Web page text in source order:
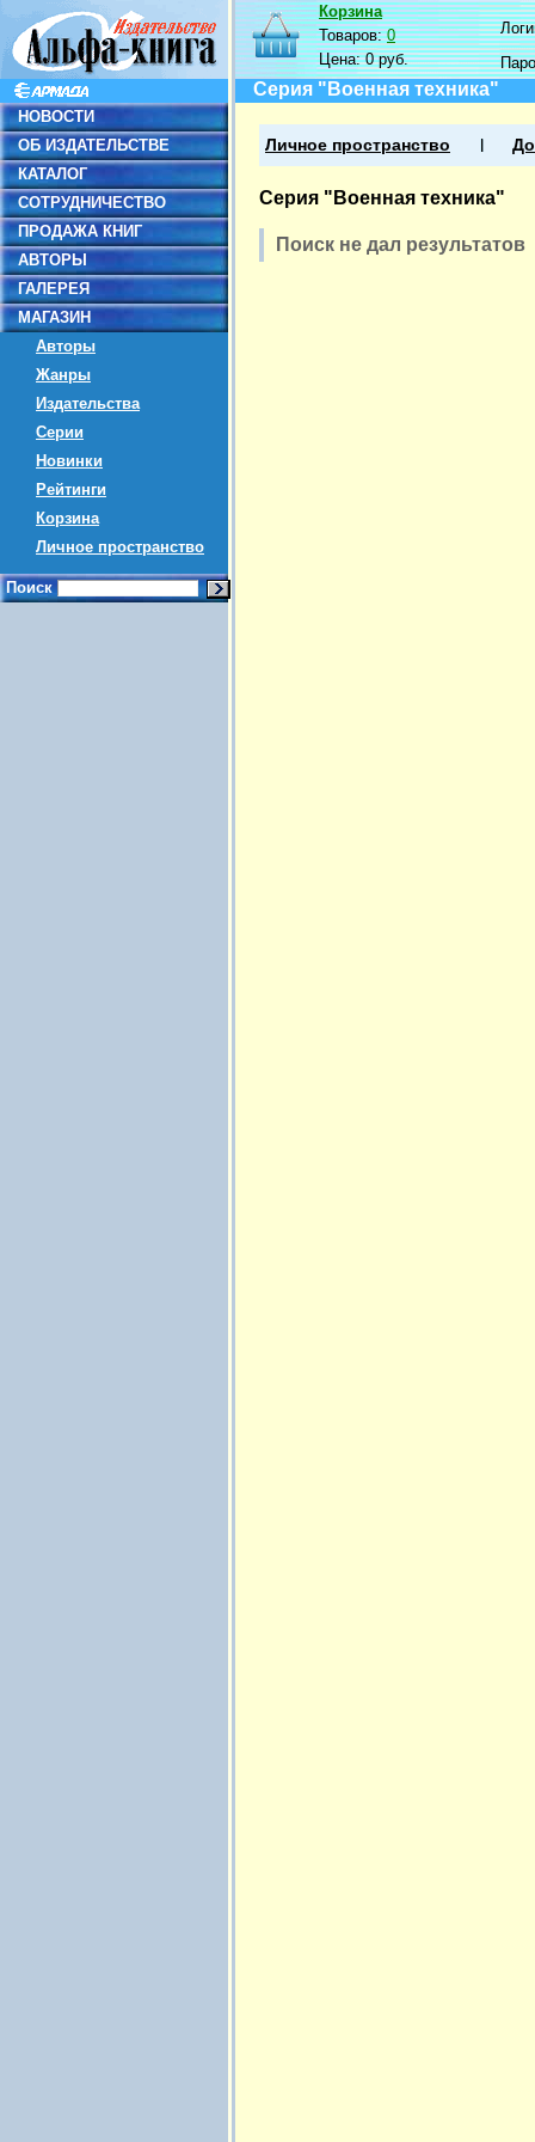
НОВОСТИ
ОБ ИЗДАТЕЛЬСТВЕ
КАТАЛОГ
СОТРУДНИЧЕСТВО
ПРОДАЖА КНИГ
АВТОРЫ
ГАЛЕРЕЯ
МАГАЗИН
Авторы
Жанры
Издательства
Серии
Новинки
Рейтинги
Корзина
Личное пространство
Поиск
Корзина
Товаров:0
Цена:0 руб.
Серия "Военная техника"
Личное пространство
Серия "Военная техника"
Поиск не дал результатов